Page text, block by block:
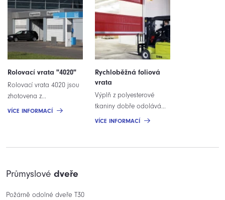
Rolovací vrata "4020"
Rolovací vrata 4020 jsou
zhotovena z...
VÍCE INFORMACÍ
Rychloběžná foliová
vrata
Výplň z polyesterové
tkaniny dobře odolává...
VÍCE INFORMACÍ
Průmyslové dveře
Požárně odolné dveře T30